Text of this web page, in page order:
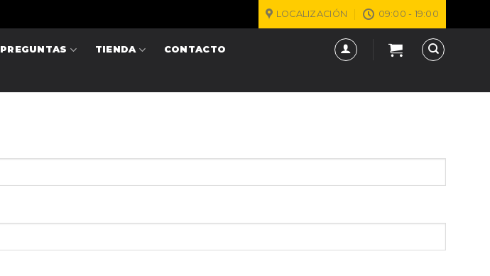
LOCALIZACIÓN 09:00 - 19:00
PREGUNTAS TIENDA CONTACTO